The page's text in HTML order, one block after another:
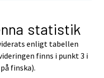
statistik
enligt tabellen
finns i punkt 3 i
finska).